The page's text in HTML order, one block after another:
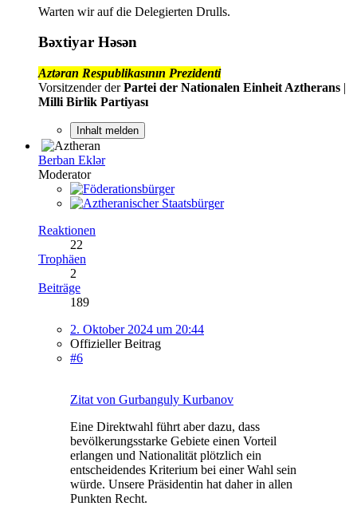
Warten wir auf die Delegierten Drulls.
Bəxtiyar Həsən
Aztəran Respublikasının Prezidenti
Vorsitzender derPartei der Nationalen Einheit Aztherans |
Milli Birlik Partiyası
Inhalt melden
Berban Eklər
Moderator
Reaktionen
22
Trophäen
2
Beiträge
189
2. Oktober 2024 um 20:44
Offizieller Beitrag
#6
Zitat von Gurbanguly Kurbanov
Eine Direktwahl führt aber dazu, dass
bevölkerungsstarke Gebiete einen Vorteil
erlangen und Nationalität plötzlich ein
entscheidendes Kriterium bei einer Wahl sein
würde. Unsere Präsidentin hat daher in allen
Punkten Recht.